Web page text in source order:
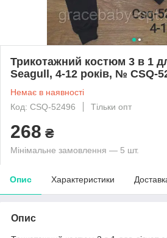
Трикотажний костюм 3 в 1
Seagull, 4-12 років, № CSQ-
Немає в наявності
Код: CSQ-52496
Тільки опт
268 ₴
Мінімальне замовлення — 5 шт.
Опис Характеристики
Опис